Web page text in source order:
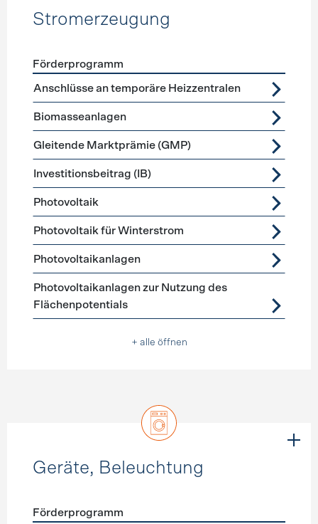
Stromerzeugung
Förderprogramme Stromerzeugung
Förderprogramm
Anschlüsse an temporäre Heizzentralen
Biomasseanlagen
Gleitende Marktprämie (GMP)
Investitionsbeitrag (IB)
Photovoltaik
Photovoltaik für Winterstrom
Photovoltaikanlagen
Photovoltaikanlagen zur Nutzung des
Flächenpotentials
+ alle öffnen
Geräte, Beleuchtung
Förderprogramm